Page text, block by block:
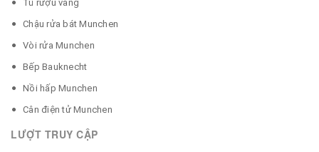
Tủ rượu vang
Chậu rửa bát Munchen
Vòi rửa Munchen
Bếp Bauknecht
Nồi hấp Munchen
Cân điện tử Munchen
LƯỢT TRUY CẬP